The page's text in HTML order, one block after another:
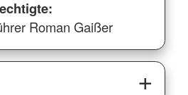
Roman Gaißer